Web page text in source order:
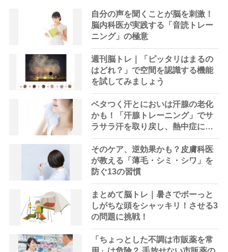
自分の声を聞くことが脳を刺激！
脳内科医が実践する「音読トレー
ニング」の極意
週刊脳トレ｜「ピッタリはまるの
はどれ？」で空間を認識する機能
を試してみましょう
ベタつく汗とにおいは汗腺の老化
かも！「汗腺トレーニング」でサ
ラサラ汗を取り戻し、熱中症に負
けない体へ
そのケア、逆効果かも？皮膚科医
が教える「薄毛・シミ・シワ」を
防ぐ13の習慣
まとめて脳トレ｜暑さでボーっと
しがちな頭をシャッキリ！させる3
の問題に挑戦！
「ちょっとした不調は市販薬を常